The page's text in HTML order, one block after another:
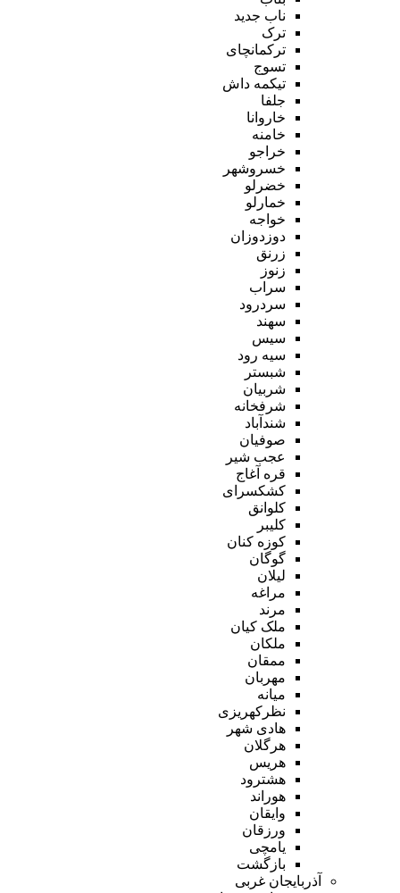
ناب جدید
ترک
ترکمانچای
تسوج
تیکمه داش
جلفا
خاروانا
خامنه
خراجو
خسروشهر
خضرلو
خمارلو
خواجه
دوزدوزان
زرنق
زنوز
سراب
سردرود
سهند
سیس
سیه رود
شبستر
شربیان
شرفخانه
شندآباد
صوفیان
عجب شیر
قره آغاج
کشکسرای
کلوانق
کلیبر
کوزه کنان
گوگان
لیلان
مراغه
مرند
ملک کیان
ملکان
ممقان
مهربان
میانه
نظرکهریزی
هادی شهر
هرگلان
هریس
هشترود
هوراند
وایقان
ورزقان
یامچی
بازگشت
آذربایجان غربی